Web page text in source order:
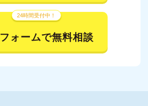
24時間受付中！
フォームで無料相談